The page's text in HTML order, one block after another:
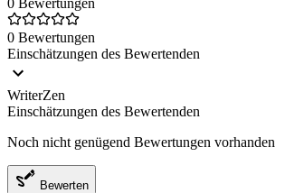
0 Bewertungen
Einschätzungen des Bewertenden
WriterZen
Einschätzungen des Bewertenden
Noch nicht genügend Bewertungen vorhanden
Bewerten